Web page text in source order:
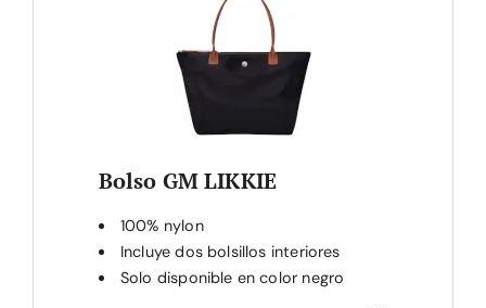
Bolso GM LIKKIE
100% nylon
Incluye dos bolsillos interiores
Solo disponible en color negro